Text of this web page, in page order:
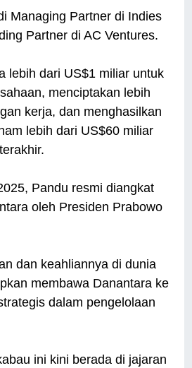
Managing Partner di Indies
Partner di AC Ventures.
lebih dari US$1 miliar untuk
menciptakan lebih
kerja, dan menghasilkan
lebih dari US$60 miliar
Pandu resmi diangkat
oleh Presiden Prabowo
dan keahliannya di dunia
membawa Danantara ke
dalam pengelolaan
ini kini berada di jajaran